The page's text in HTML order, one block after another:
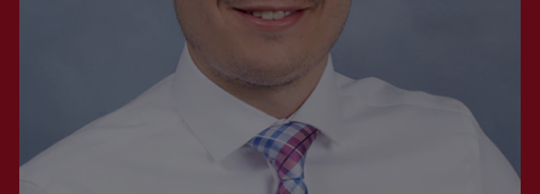
CHEQUEO DE SALUD BUCAL
CORRESPONDENCIA DE PRODUCTOS